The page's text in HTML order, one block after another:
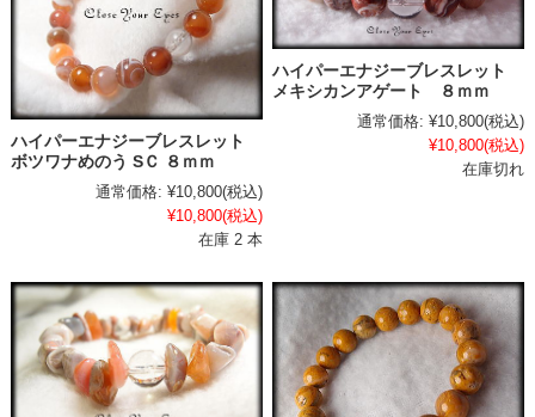
ハイパーエナジーブレスレット
ボツワナめのう SＣ ８ｍｍ
通常価格: ¥10,800(税込)
¥10,800(税込)
在庫 2 本
ハイパーエナジーブレスレット
メキシカンアゲート ８ｍｍ
通常価格: ¥10,800(税込)
¥10,800(税込)
在庫切れ